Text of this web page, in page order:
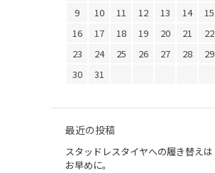
9
10 11 12 13 14
15
16
17 18 19 20 21
22
23
24 25 26 27 28
29
30
31
最近の投稿
スタッドレスタイヤへの履き替えは
お早めに。